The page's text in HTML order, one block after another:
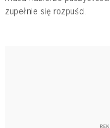
zupełnie się rozpuści.